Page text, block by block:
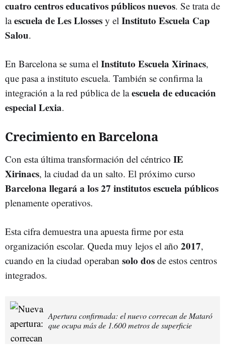
cuatro centros educativos públicos nuevos. Se trata de
laescuela de Les Llosses y el Instituto Escuela Cap
Salou.
En Barcelona se suma el Instituto Escuela Xirinacs,
que pasa a instituto escuela. También se confirma la
integración a la red pública de laescuela de educación
especial Lexia.
Crecimiento en Barcelona
Con esta última transformación del céntrico IE
Xirinacs, la ciudad da un salto. El próximo curso
Barcelona llegará a los 27 institutos escuela públicos
plenamente operativos.
Esta cifra demuestra una apuesta firme por esta
organización escolar. Queda muy lejos el año 2017,
cuando en la ciudad operaban solo dos de estos centros
integrados.
Apertura confirmada: el nuevo correcan de Mataró
que ocupa más de 1.600 metros de superficie